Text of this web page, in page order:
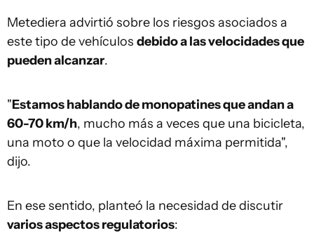
Metediera advirtió sobre los riesgos asociados a
este tipo de vehículos debido a las velocidades que
pueden alcanzar.
"Estamos hablando de monopatines que andan a
60-70 km/h, mucho más a veces que una bicicleta,
una moto o que la velocidad máxima permitida",
dijo.
En ese sentido, planteó la necesidad de discutir
varios aspectos regulatorios: